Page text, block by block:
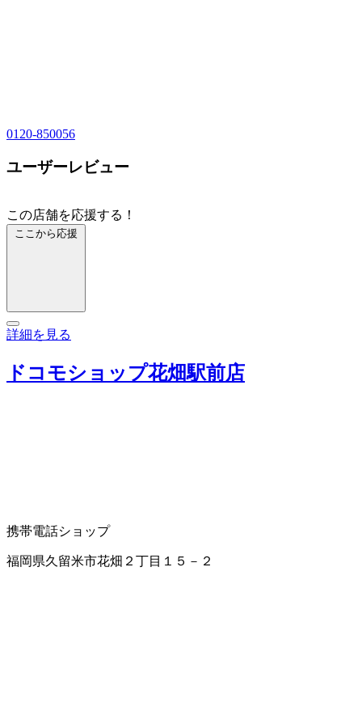
0120-850056
ユーザーレビュー
この店舗を応援する！
ここから応援
詳細を見る
ドコモショップ花畑駅前店
携帯電話ショップ
福岡県久留米市花畑２丁目１５－２